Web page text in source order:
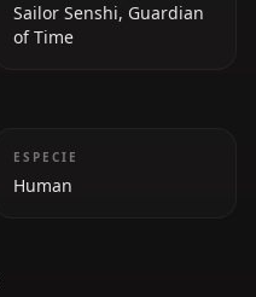
Sailor Senshi, Guardian
of Time
ESPECIE
Human